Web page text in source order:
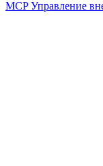
MCP Управление